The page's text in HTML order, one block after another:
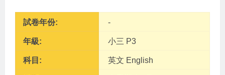
試卷年份: -
年級: 小三 P3
科目: 英文 English